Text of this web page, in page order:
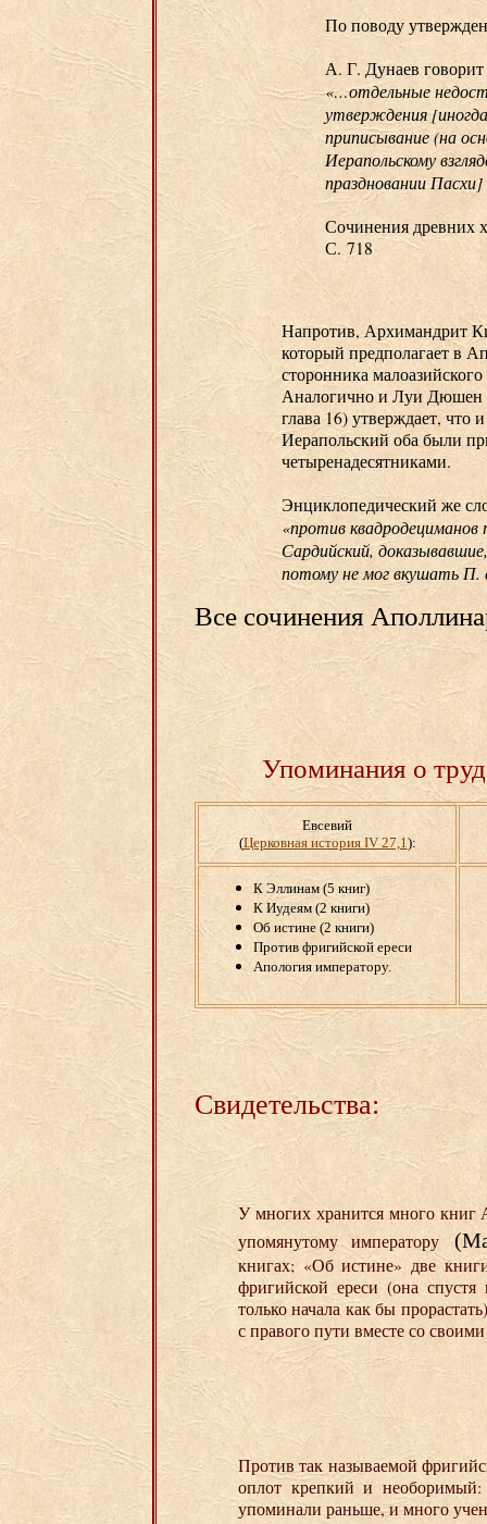
По поводу
А. Г. Дунаев
«…отдельные
утверждения
приписывание (на
Иерапольскому
праздновании
Сочинения древних
С. 718
Напротив, Архимандрит
который предполагает в
сторонника
Аналогично и Луи Дюшен
глава 16) утверждает,
Иерапольский оба были
четыренадесятниками.
Энциклопедический же
«против
Сардийский,
потому не мог вкушать П.
Все сочинения
Упоминания о
Евсевий
(Церковная история IV 27,1 ):
К Эллинам (5 книг)
К Иудеям (2 книги)
Об истине (2 книги)
Против фригийской ереси
Апология императору.
Свидетельства:
У многих хранится много книг
упомянутому императору
книгах; «Об истине» две
фригийской ереси (она
только начала как бы
с правого пути вместе со
Против так называемой
оплот крепкий и
упоминали раньше, и много